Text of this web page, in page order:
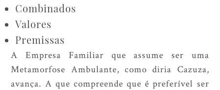
Combinados
Valores
Premissas
A Empresa Familiar que assume ser uma
Metamorfose Ambulante, como diria Cazuza,
avança. A que compreende que é preferível ser